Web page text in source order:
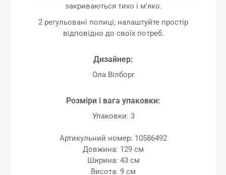
закриваються тихо і м'яко.
2 регульовані полиці; налаштуйте простір
відповідно до своїх потреб.
Дизайнер:
Ола Вілборг
Розміри і вага упаковки:
Упаковки: 3
Артикульний номер: 10586492
Довжина: 129 см
Ширина: 43 см
Висота: 9 см